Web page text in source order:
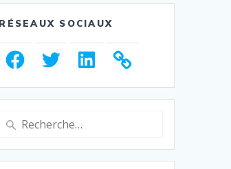
RÉSEAUX SOCIAUX
FacebookTwitter LinkedIn
Recherche